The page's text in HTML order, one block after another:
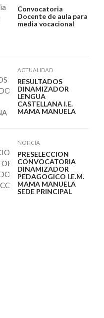
Convocatoria
Docente de aula para
media vocacional
ACTUALIDAD
RESULTADOS
DINAMIZADOR
LENGUA
CASTELLANA I.E.
MAMA MANUELA
NOTICIA
PRESELECCION
CONVOCATORIA
DINAMIZADOR
PEDAGOGICO I.E.M.
MAMA MANUELA
SEDE PRINCIPAL